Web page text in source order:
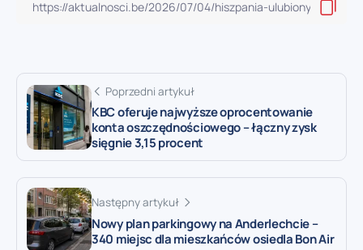
Poprzedni artykuł
KBC oferuje najwyższe oprocentowanie
konta oszczędnościowego – łączny zysk
sięgnie 3,15 procent
Następny artykuł
Nowy plan parkingowy na Anderlechcie –
340 miejsc dla mieszkańców osiedla Bon Air